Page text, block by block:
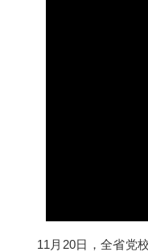
11月20日，全省党校